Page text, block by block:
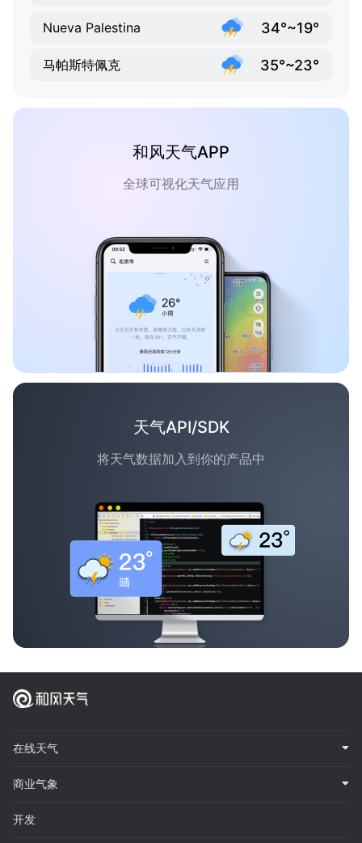
Nueva Palestina 34°~19°
马帕斯特佩克 35°~23°
和风天气APP
全球可视化天气应用
天气API/SDK
将天气数据加入到你的产品中
在线天气
商业气象
开发